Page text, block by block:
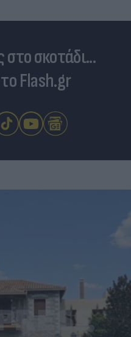
στο σκοτάδι...
Flash.gr